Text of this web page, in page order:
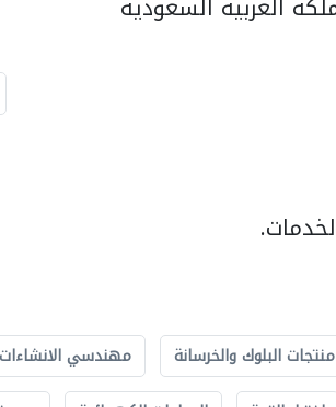
منتجات البلوك والخرسانة مهندسي الانشاءات